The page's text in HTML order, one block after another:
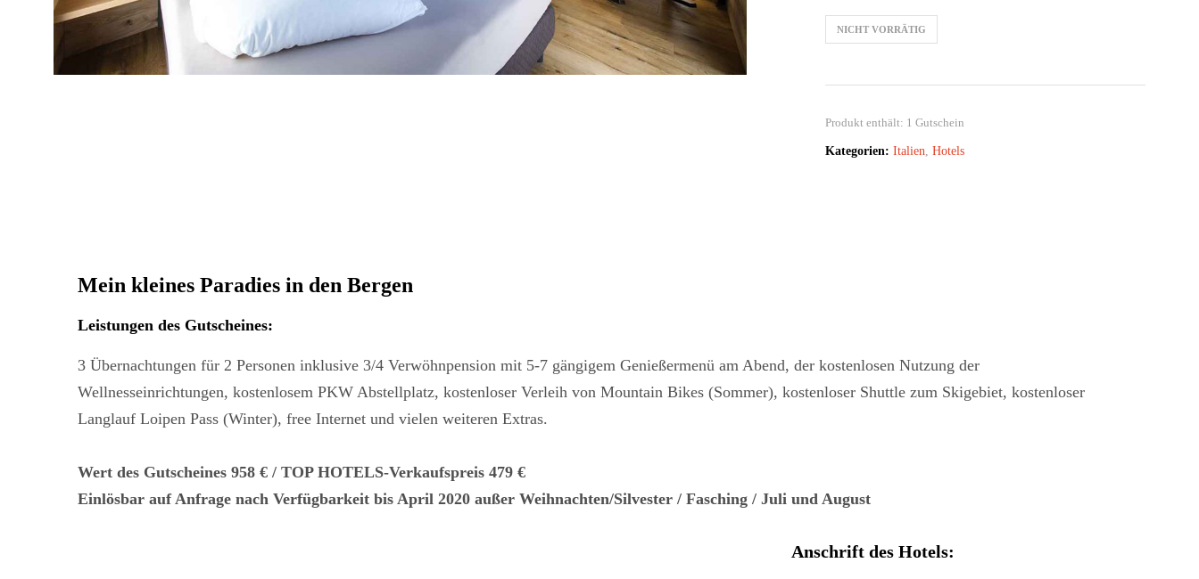
NICHT VORRÄTIG
Produkt enthält: 1Gutschein
Kategorien: Italien,Hotels
Mein kleines Paradies in den Bergen
Leistungen des Gutscheines:
3 Übernachtungen für 2 Personen inklusive 3/4 Verwöhnpension mit 5-7 gängigem Genießermenü am Abend, der kostenlosen Nutzung der
Wellnesseinrichtungen, kostenlosem PKW Abstellplatz, kostenloser Verleih von Mountain Bikes (Sommer), kostenloser Shuttle zum Skigebiet, kostenloser
Langlauf Loipen Pass (Winter), free Internet und vielen weiteren Extras.
Wert des Gutscheines 958 € / TOP HOTELS-Verkaufspreis 479 €
Einlösbar auf Anfrage nach Verfügbarkeit bis April 2020 außer Weihnachten/Silvester / Fasching / Juli und August
Anschrift des Hotels: